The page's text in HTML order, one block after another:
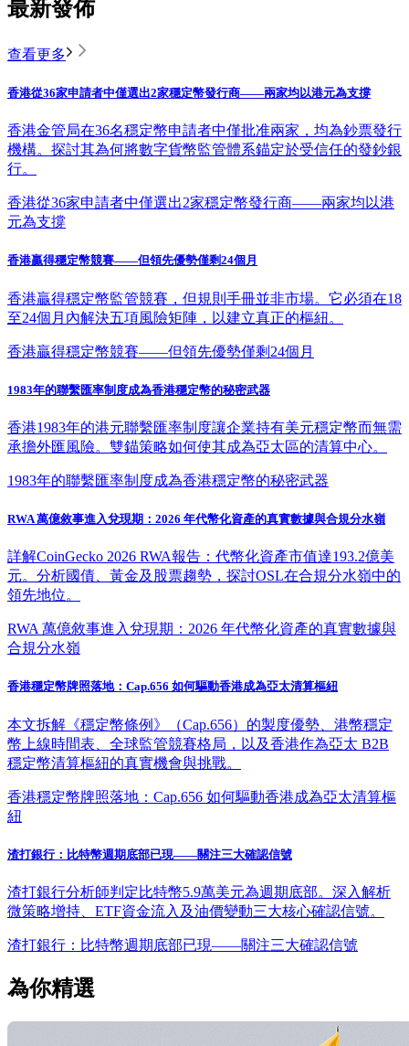
最新發佈
查看更多
香港從36家申請者中僅選出2家穩定幣發行商——兩家均以港元為支撐
香港金管局在36名穩定幣申請者中僅批准兩家，均為鈔票發行
機構。探討其為何將數字貨幣監管體系錨定於受信任的發鈔銀
行。
香港從36家申請者中僅選出2家穩定幣發行商——兩家均以港
元為支撐
香港贏得穩定幣競賽——但領先優勢僅剩24個月
香港贏得穩定幣監管競賽，但規則手冊並非市場。它必須在18
至24個月內解決五項風險矩陣，以建立真正的樞紐。
香港贏得穩定幣競賽——但領先優勢僅剩24個月
1983年的聯繫匯率制度成為香港穩定幣的秘密武器
香港1983年的港元聯繫匯率制度讓企業持有美元穩定幣而無需
承擔外匯風險。雙錨策略如何使其成為亞太區的清算中心。
1983年的聯繫匯率制度成為香港穩定幣的秘密武器
RWA 萬億敘事進入兌現期：2026 年代幣化資產的真實數據與合規分水嶺
詳解CoinGecko 2026 RWA報告：代幣化資產市值達193.2億美
元。分析國債、黃金及股票趨勢，探討OSL在合規分水嶺中的
領先地位。
RWA 萬億敘事進入兌現期：2026 年代幣化資產的真實數據與
合規分水嶺
香港穩定幣牌照落地：Cap.656 如何驅動香港成為亞太清算樞紐
本文拆解《穩定幣條例》（Cap.656）的製度優勢、港幣穩定
幣上線時間表、全球監管競賽格局，以及香港作為亞太 B2B
穩定幣清算樞紐的真實機會與挑戰。
香港穩定幣牌照落地：Cap.656 如何驅動香港成為亞太清算樞
紐
渣打銀行：比特幣週期底部已現——關注三大確認信號
渣打銀行分析師判定比特幣5.9萬美元為週期底部。深入解析
微策略增持、ETF資金流入及油價變動三大核心確認信號。
渣打銀行：比特幣週期底部已現——關注三大確認信號
為你精選